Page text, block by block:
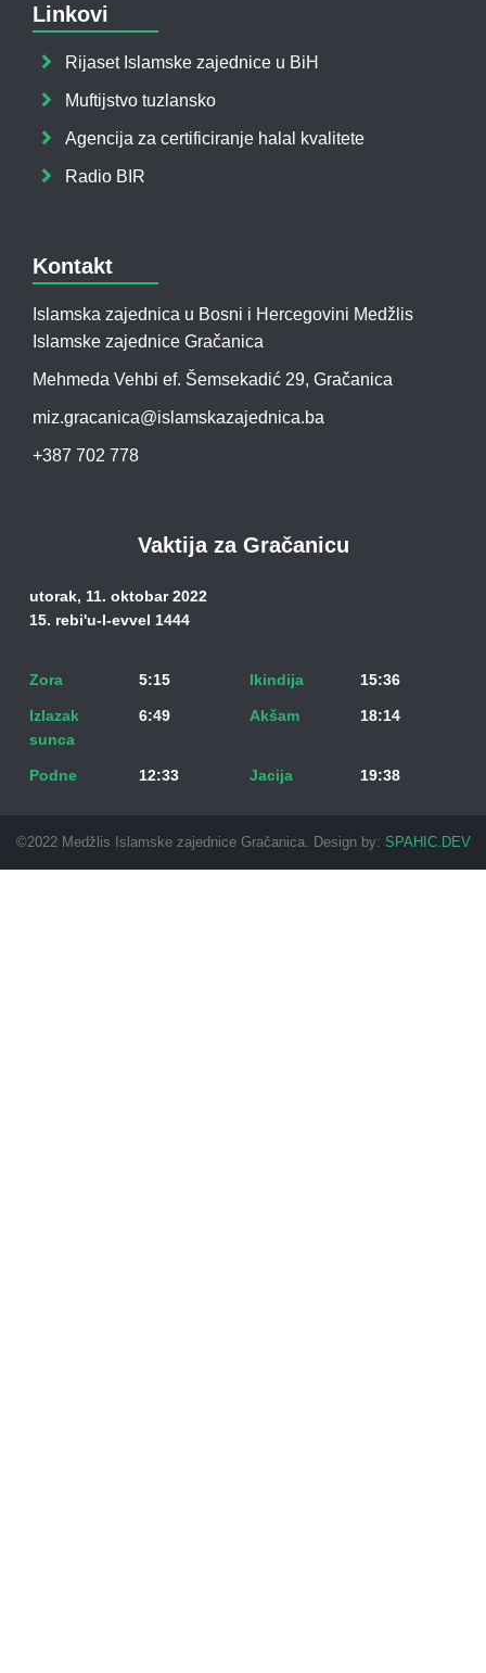
Linkovi
Rijaset Islamske zajednice u BiH
Muftijstvo tuzlansko
Agencija za certificiranje halal kvalitete
Radio BIR
Kontakt
Islamska zajednica u Bosni i Hercegovini Medžlis
Islamske zajednice Gračanica
Mehmeda Vehbi ef. Šemsekadić 29, Gračanica
miz.gracanica@islamskazajednica.ba
+387 702 778
Vaktija za Gračanicu
utorak, 11. oktobar 2022
15. rebi'u-l-evvel 1444
Zora 5:15 Ikindija 15:36
Izlazak
sunca
6:49 Akšam 18:14
Podne 12:33 Jacija 19:38
©2022 Medžlis Islamske zajednice Gračanica. Design by: SPAHIC.DEV